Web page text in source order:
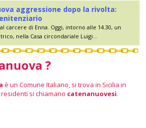
aggressione dopo la rivolta:
carcere di Enna. Oggi, intorno alle 14.30, un
nella Casa circondariale Luigi...
?
è un Comune Italiano, si trova in Sicilia in
si chiamano catenanuovesi.